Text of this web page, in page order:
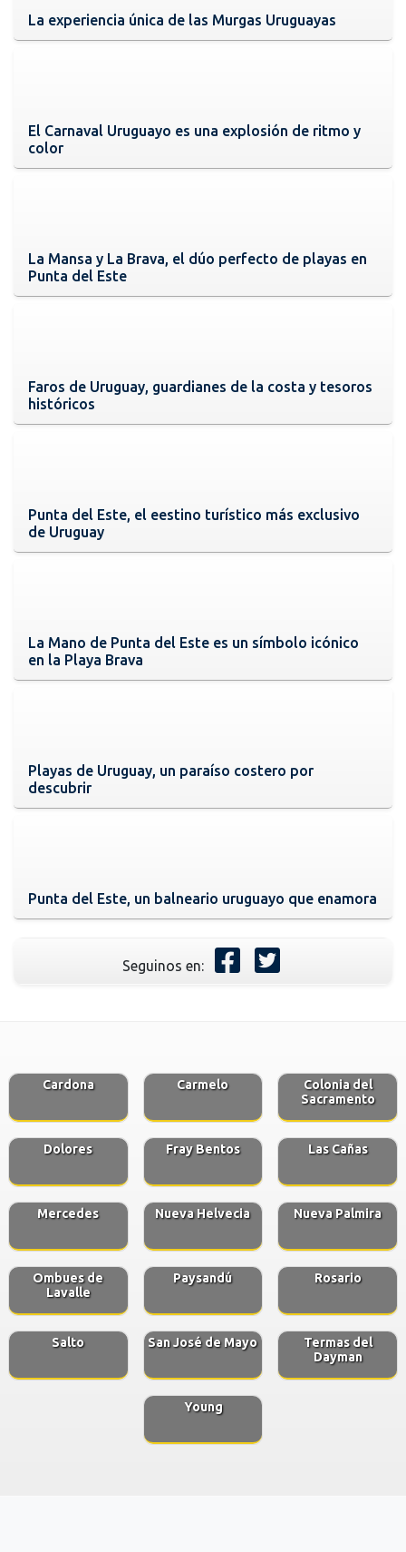
La experiencia única de las Murgas Uruguayas
El Carnaval Uruguayo es una explosión de ritmo y
color
La Mansa y La Brava, el dúo perfecto de playas en
Punta del Este
Faros de Uruguay, guardianes de la costa y tesoros
históricos
Punta del Este, el eestino turístico más exclusivo
de Uruguay
La Mano de Punta del Este es un símbolo icónico
en la Playa Brava
Playas de Uruguay, un paraíso costero por
descubrir
Punta del Este, un balneario uruguayo que enamora
Seguinos en:
Cardona Carmelo
Colonia del
Sacramento
Dolores Fray Bentos Las Cañas
Mercedes Nueva Helvecia Nueva Palmira
Ombues de
Lavalle
Paysandú Rosario
Salto San José de Mayo
Termas del
Dayman
Young